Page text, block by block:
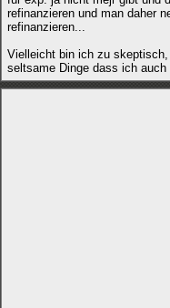
refinanzieren und man daher
refinanzieren...
Vielleicht bin ich zu
seltsame Dinge dass ich